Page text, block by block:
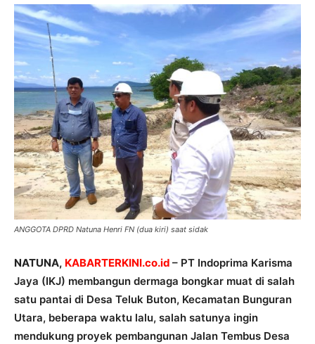
ANGGOTA DPRD Natuna Henri FN (dua kiri) saat sidak
NATUNA, KABARTERKINI.co.id – PT Indoprima Karisma
Jaya (IKJ) membangun dermaga bongkar muat di salah
satu pantai di Desa Teluk Buton, Kecamatan Bunguran
Utara, beberapa waktu lalu, salah satunya ingin
mendukung proyek pembangunan Jalan Tembus Desa